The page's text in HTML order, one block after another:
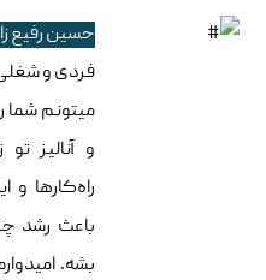
حسین رفیع
فردی و
میتونم شما
و آنالیز
راه‌کارها و
باعث رشد
بشه.